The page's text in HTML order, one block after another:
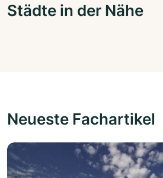
Städte in der Nähe
Neueste Fachartikel